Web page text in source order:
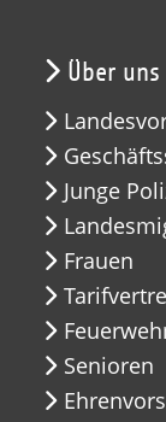
Über uns
Junge
Frauen
Senioren